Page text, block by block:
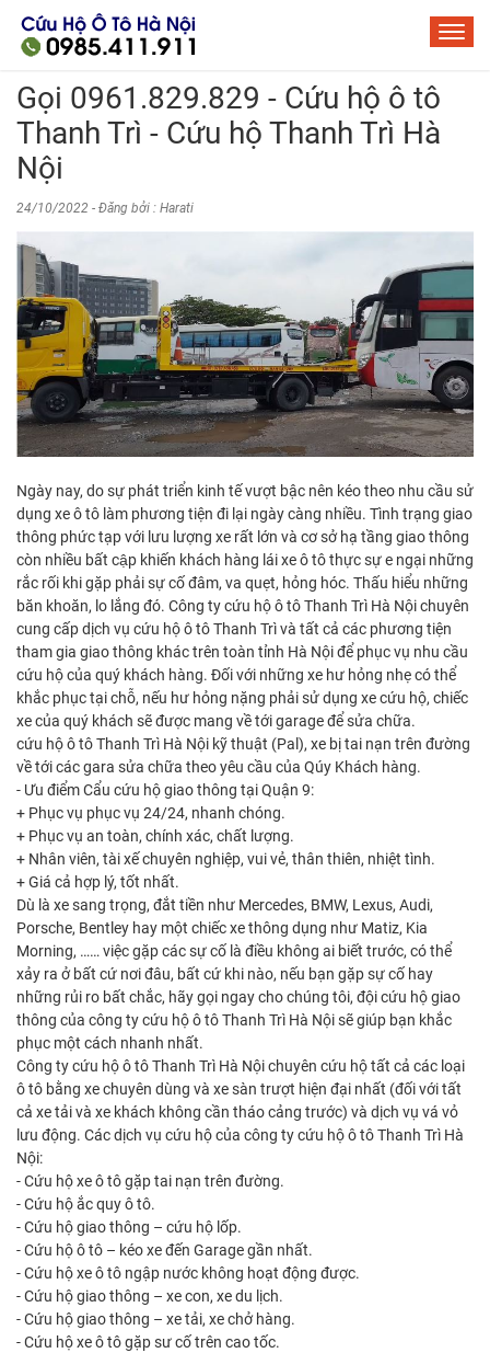
Gọi 0961.829.829 - Cứu hộ ô tô
Thanh Trì - Cứu hộ Thanh Trì Hà
Nội
24/10/2022 - Đăng bởi : Harati
Ngày nay, do sự phát triển kinh tế vượt bậc nên kéo theo nhu cầu sử
dụng xe ô tô làm phương tiện đi lại ngày càng nhiều. Tình trạng giao
thông phức tạp với lưu lượng xe rất lớn và cơ sở hạ tầng giao thông
còn nhiều bất cập khiến khách hàng lái xe ô tô thực sự e ngại những
rắc rối khi gặp phải sự cố đâm, va quẹt, hỏng hóc. Thấu hiểu những
băn khoăn, lo lắng đó. Công ty cứu hộ ô tô Thanh Trì Hà Nội chuyên
cung cấp dịch vụ cứu hộ ô tô Thanh Trì và tất cả các phương tiện
tham gia giao thông khác trên toàn tỉnh Hà Nội để phục vụ nhu cầu
cứu hộ của quý khách hàng. Đối với những xe hư hỏng nhẹ có thể
khắc phục tại chỗ, nếu hư hỏng nặng phải sử dụng xe cứu hộ, chiếc
xe của quý khách sẽ được mang về tới garage để sửa chữa.
cứu hộ ô tô Thanh Trì Hà Nội kỹ thuật (Pal), xe bị tai nạn trên đường
về tới các gara sửa chữa theo yêu cầu của Qúy Khách hàng.
- Ưu điểm Cẩu cứu hộ giao thông tại Quận 9:
+ Phục vụ phục vụ 24/24, nhanh chóng.
+ Phục vụ an toàn, chính xác, chất lượng.
+ Nhân viên, tài xế chuyên nghiệp, vui vẻ, thân thiên, nhiệt tình.
+ Giá cả hợp lý, tốt nhất.
Dù là xe sang trọng, đắt tiền như Mercedes, BMW, Lexus, Audi,
Porsche, Bentley hay một chiếc xe thông dụng như Matiz, Kia
Morning, …… việc gặp các sự cố là điều không ai biết trước, có thể
xảy ra ở bất cứ nơi đâu, bất cứ khi nào, nếu bạn gặp sự cố hay
những rủi ro bất chắc, hãy gọi ngay cho chúng tôi, đội cứu hộ giao
thông của công ty cứu hộ ô tô Thanh Trì Hà Nội sẽ giúp bạn khắc
phục một cách nhanh nhất.
Công ty cứu hộ ô tô Thanh Trì Hà Nội chuyên cứu hộ tất cả các loại
ô tô bằng xe chuyên dùng và xe sàn trượt hiện đại nhất (đối với tất
cả xe tải và xe khách không cần tháo cảng trước) và dịch vụ vá vỏ
lưu động. Các dịch vụ cứu hộ của công ty cứu hộ ô tô Thanh Trì Hà
Nội:
- Cứu hộ xe ô tô gặp tai nạn trên đường.
- Cứu hộ ắc quy ô tô.
- Cứu hộ giao thông – cứu hộ lốp.
- Cứu hộ ô tô – kéo xe đến Garage gần nhất.
- Cứu hộ xe ô tô ngập nước không hoạt động được.
- Cứu hộ giao thông – xe con, xe du lịch.
- Cứu hộ giao thông – xe tải, xe chở hàng.
- Cứu hộ xe ô tô gặp sư cố trên cao tốc.